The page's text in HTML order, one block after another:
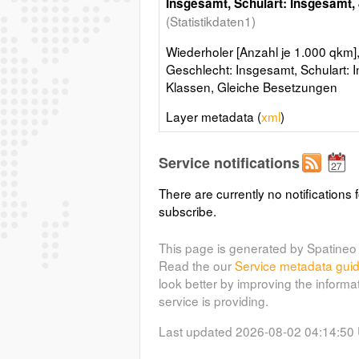
(Statistikdaten1)
Wiederholer [Anzahl je 1.000
Geschlecht: Insgesamt, Schulart:
Klassen, Gleiche Besetzungen
Layer metadata (xml)
Service notifications
There are currently no notifications
subscribe.
This page is generated by
Read the ourService metadata
look better by improving the
service is providing.
Last updated 2026-08-02 04:14:50